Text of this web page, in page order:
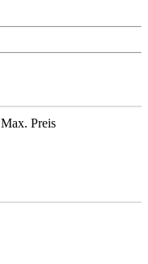
Max. Preis